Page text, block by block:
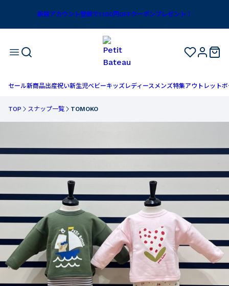
新規アカウント登録で1,100円OFFクーポンプレゼント！
セール新商品出産祝い新生児ベビーキッズ レディースメンズ特集アウトレットボ
TOP スナップ一覧 TOMOKO